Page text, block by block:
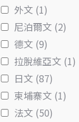
外文 (1)
尼泊爾文 (2)
德文 (9)
拉脫維亞文 (1)
日文 (87)
柬埔寨文 (1)
法文 (50)